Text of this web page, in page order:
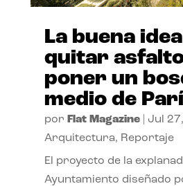
La buena
quitar
poner un
medio de
por Flat Magazine| Jul
Arquitectura, Reportaje
El proyecto de la
Ayuntamiento diseñado